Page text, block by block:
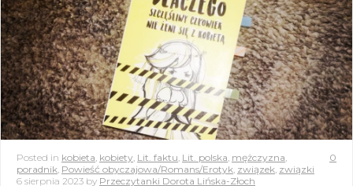
0
Posted in kobieta kobiety Lit. faktu Lit. polska mężczyzna
poradnik Powieść obyczajowa/Romans/Erotyk związek związki
6 sierpnia 2023 by Przeczytanki Dorota Lińska-Złoch